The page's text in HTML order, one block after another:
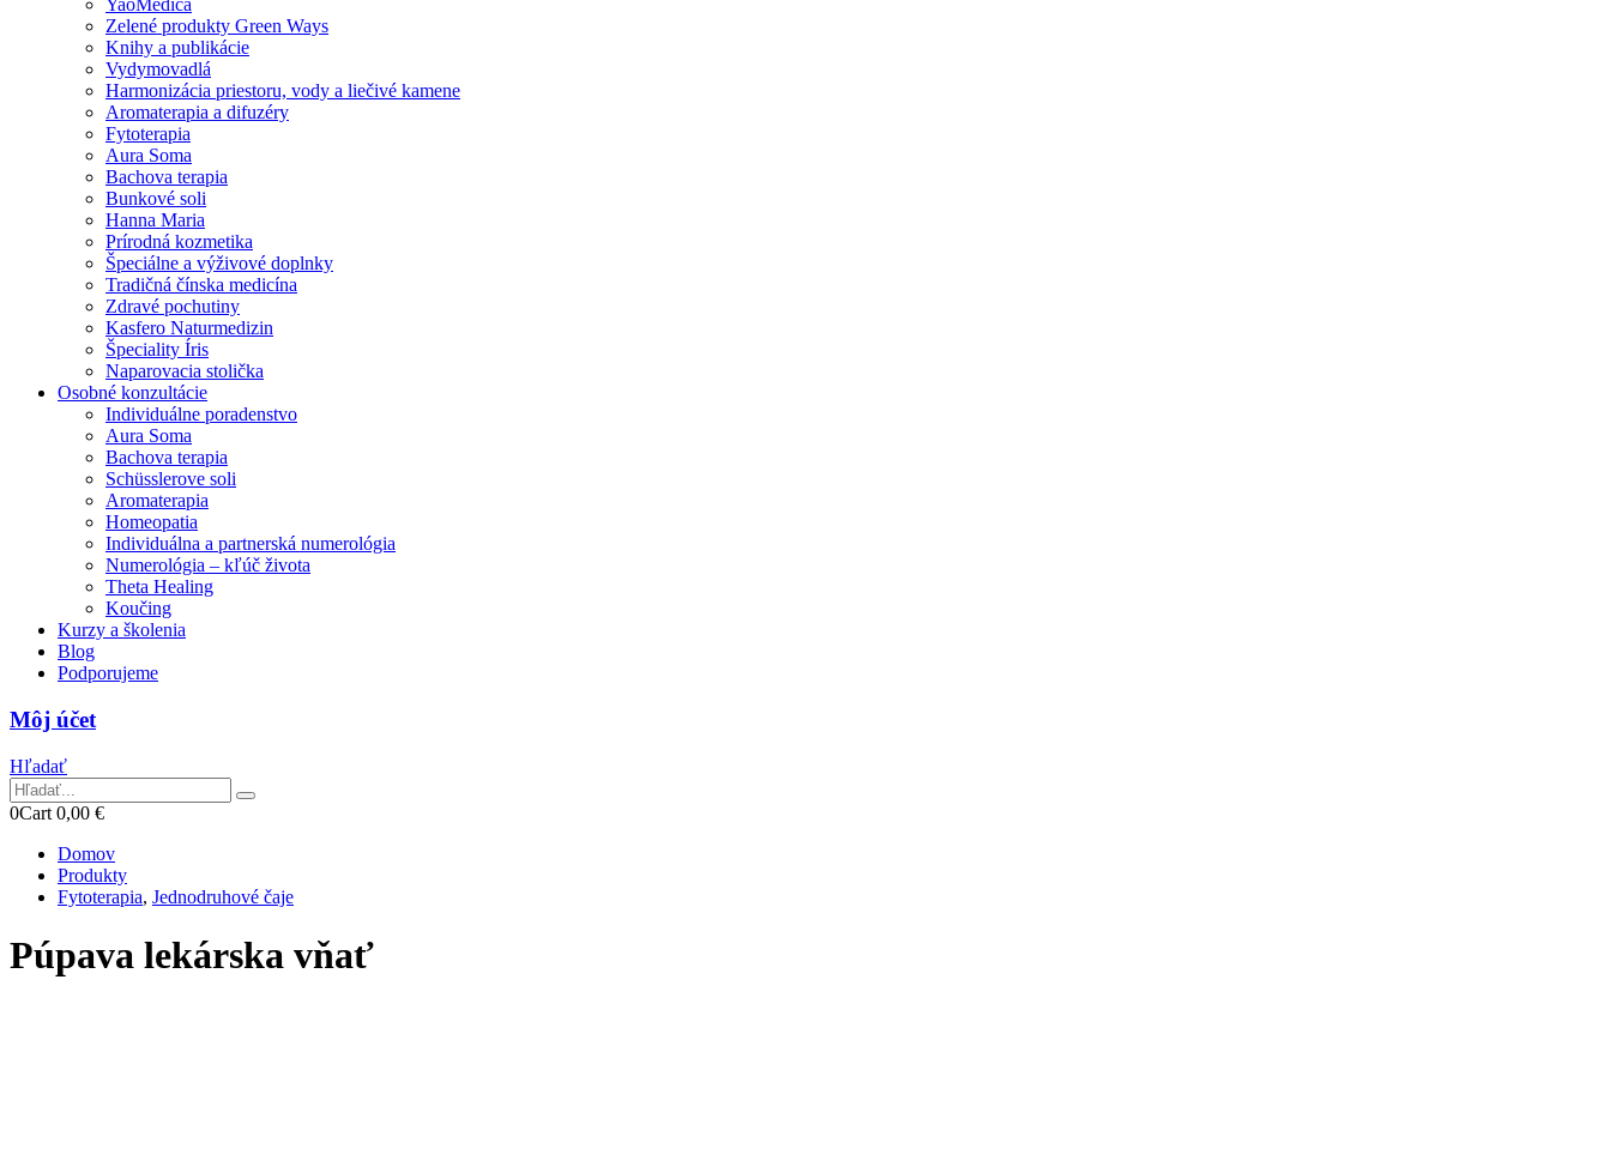
YaoMedica
Zelené produkty Green Ways
Knihy a publikácie
Vydymovadlá
Harmonizácia priestoru, vody a liečivé kamene
Aromaterapia a difuzéry
Fytoterapia
Aura Soma
Bachova terapia
Bunkové soli
Hanna Maria
Prírodná kozmetika
Špeciálne a výživové doplnky
Tradičná čínska medicína
Zdravé pochutiny
Kasfero Naturmedizin
Špeciality Íris
Naparovacia stolička
Osobné konzultácie
Individuálne poradenstvo
Aura Soma
Bachova terapia
Schüsslerove soli
Aromaterapia
Homeopatia
Individuálna a partnerská numerológia
Numerológia – kľúč života
Theta Healing
Koučing
Kurzy a školenia
Blog
Podporujeme
Môj účet
Hľadať
0Cart 0,00 €
Domov
Produkty
Fytoterapia, Jednodruhové čaje
Púpava lekárska vňať